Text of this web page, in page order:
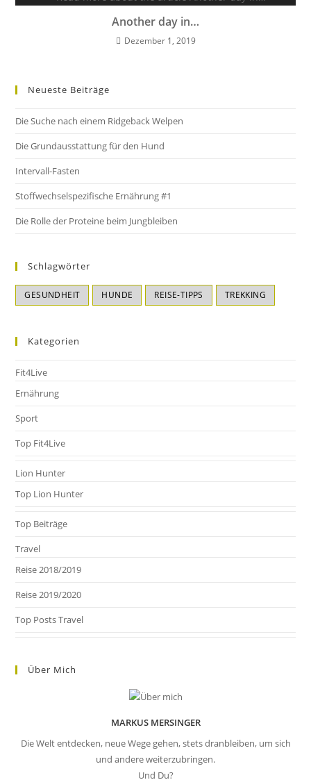
Another day in…
Dezember 1, 2019
Neueste Beiträge
Die Suche nach einem Ridgeback Welpen
Die Grundausstattung für den Hund
Intervall-Fasten
Stoffwechselspezifische Ernährung #1
Die Rolle der Proteine beim Jungbleiben
Schlagwörter
GESUNDHEIT HUNDE REISE-TIPPS TREKKING
Kategorien
Fit4Live
Ernährung
Sport
Top Fit4Live
Lion Hunter
Top Lion Hunter
Top Beiträge
Travel
Reise 2018/2019
Reise 2019/2020
Top Posts Travel
Über Mich
MARKUS MERSINGER
Die Welt entdecken, neue Wege gehen, stets dranbleiben, um sich
und andere weiterzubringen.
Und Du?